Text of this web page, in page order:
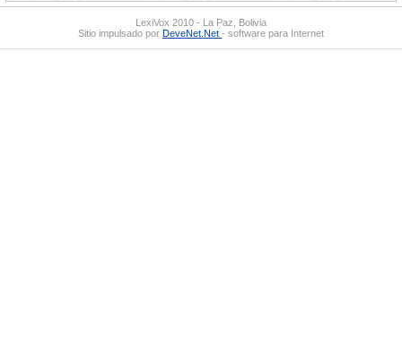
LexiVox 2010 - La Paz, Bolivia
Sitio impulsado por DeveNet.Net - software para Internet